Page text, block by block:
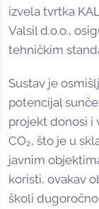
izvela tvrtka
Valsil d.o.o.,
tehničkim
Sustav je
potencijal
projekt donosi i
CO₂, što je u
javnim
koristi, ovakav
školi